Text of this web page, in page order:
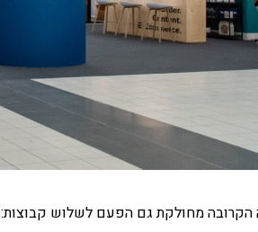
הקרובה מחולקת גם הפעם לשלוש קבוצות: